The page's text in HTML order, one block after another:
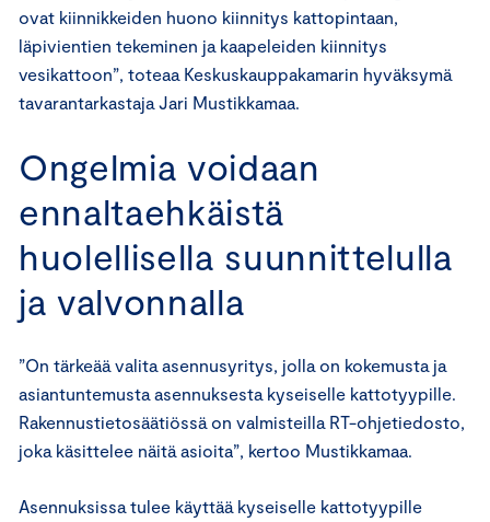
ovat kiinnikkeiden huono kiinnitys kattopintaan,
läpivientien tekeminen ja kaapeleiden kiinnitys
vesikattoon”, toteaa Keskuskauppakamarin hyväksymä
tavarantarkastaja Jari Mustikkamaa.
Ongelmia voidaan
ennaltaehkäistä
huolellisella suunnittelulla
ja valvonnalla
”On tärkeää valita asennusyritys, jolla on kokemusta ja
asiantuntemusta asennuksesta kyseiselle kattotyypille.
Rakennustietosäätiössä on valmisteilla RT-ohjetiedosto,
joka käsittelee näitä asioita”, kertoo Mustikkamaa.
Asennuksissa tulee käyttää kyseiselle kattotyypille